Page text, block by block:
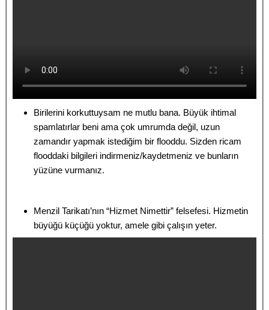
Birilerini korkuttuysam ne mutlu bana. Büyük ihtimal
spamlatırlar beni ama çok umrumda değil, uzun
zamandır yapmak istediğim bir flooddu. Sizden ricam
flooddaki bilgileri indirmeniz/kaydetmeniz ve bunların
yüzüne vurmanız.
Menzil Tarikatı’nın “Hizmet Nimettir” felsefesi. Hizmetin
büyüğü küçüğü yoktur, amele gibi çalışın yeter.